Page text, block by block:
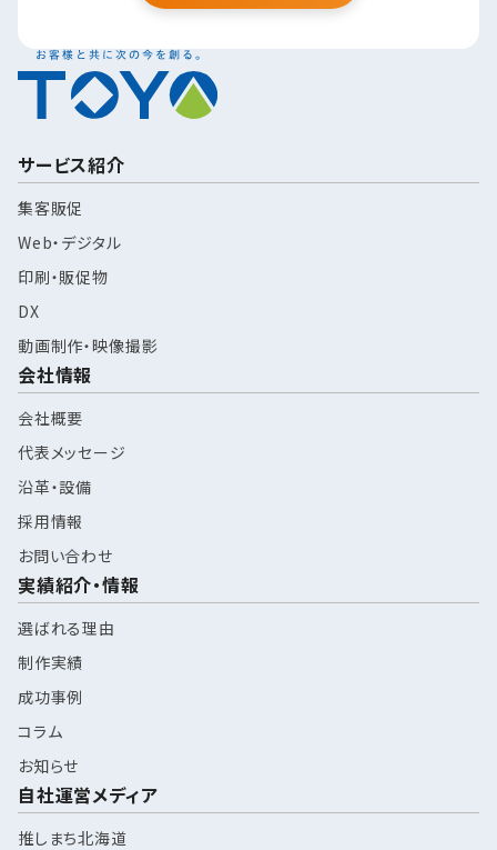
サービス紹介
集客販促
Web・デジタル
印刷・販促物
DX
動画制作・映像撮影
会社情報
会社概要
代表メッセージ
沿革・設備
採用情報
お問い合わせ
実績紹介・情報
選ばれる理由
制作実績
成功事例
コラム
お知らせ
自社運営メディア
推しまち北海道